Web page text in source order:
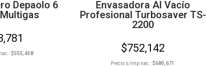
Depaolo 6
$555,458
Envasadora Al Vacío
Profesional Turbosaver TS-
2200
$752,142
Precio s/imp nac.:$680,671